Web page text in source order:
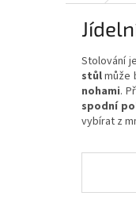
Stolování
stůlmůže
nohami.
spodní
vybírat z